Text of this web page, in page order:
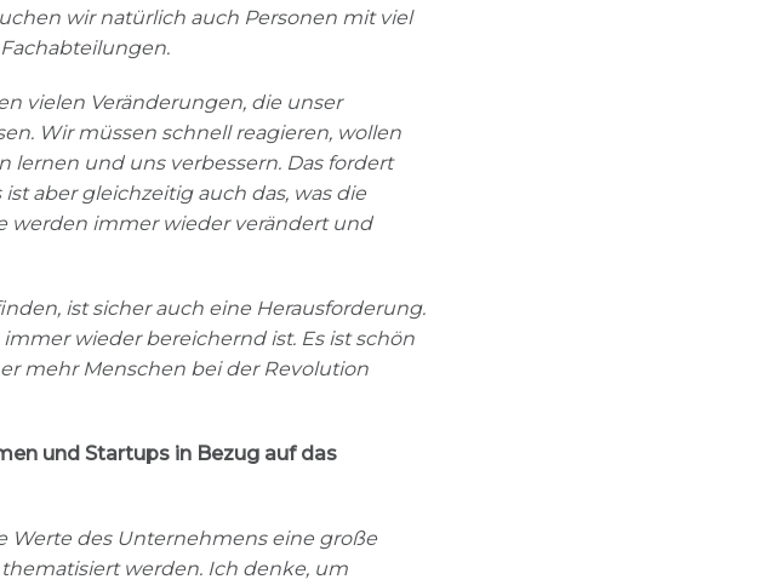
wir natürlich auch Personen mit viel
vielen Veränderungen, die unser
Wir müssen schnell reagieren, wollen
lernen und uns verbessern. Das fordert
aber gleichzeitig auch das, was die
werden immer wieder verändert und
ist sicher auch eine Herausforderung.
wieder bereichernd ist. Es ist schön
mehr Menschen bei der Revolution
und Startups in Bezug auf das
Werte des Unternehmens eine große
werden. Ich denke, um